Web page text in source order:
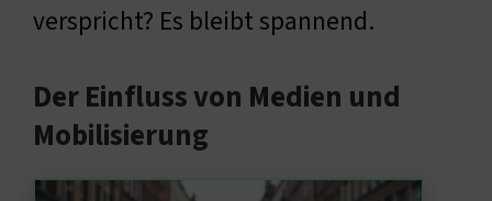
verspricht? Es bleibt spannend.
Der Einfluss von Medien und
Mobilisierung